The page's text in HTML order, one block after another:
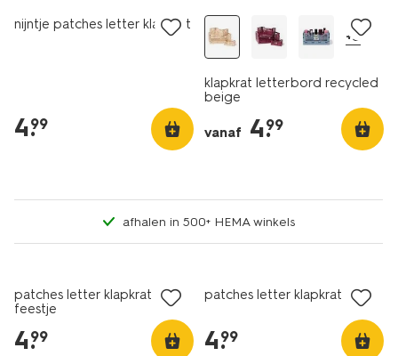
nijntje patches letter klapkrat
4.
99
+5
klapkrat letterbord recycled
beige
vanaf 4.
99
afhalen in 500+ HEMA winkels
patches letter klapkrat
feestje
4.
99
patches letter klapkrat dino
4.
99